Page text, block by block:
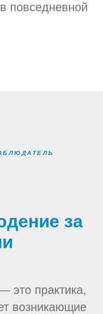
повседневной
за
это практика,
возникающие